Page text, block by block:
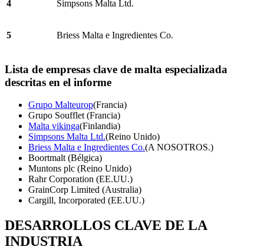
4 Simpsons Malta Ltd.
5 Briess Malta e Ingredientes Co.
Lista de empresas clave de malta especializada
descritas en el informe
Grupo Malteurop(Francia)
Grupo Soufflet (Francia)
Malta vikinga(Finlandia)
Simpsons Malta Ltd.(Reino Unido)
Briess Malta e Ingredientes Co.(A NOSOTROS.)
Boortmalt (Bélgica)
Muntons plc (Reino Unido)
Rahr Corporation (EE.UU.)
GrainCorp Limited (Australia)
Cargill, Incorporated (EE.UU.)
DESARROLLOS CLAVE DE LA
INDUSTRIA